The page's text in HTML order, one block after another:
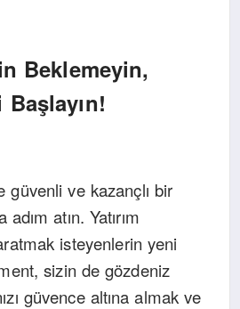
Beklemeyin,
güvenli ve kazançlı bir
atın. Yatırım
isteyenlerin yeni
sizin de gözdeniz
güvence altına almak ve